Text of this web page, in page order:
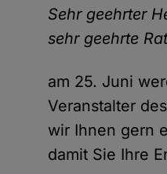
Sehr geehrter
sehr geehrte
am 25. Juni
Veranstalter
wir Ihnen gern
damit Sie Ihre